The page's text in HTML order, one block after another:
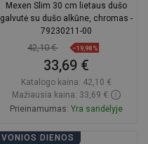
Mexen Slim 30 cm lietaus dušo
galvutė su dušo alkūne, chromas -
79230211-00
42,10 € −19,98%
33,69 €
Katalogo kaina: 42,10 €
Mažiausia kaina: 33,69 €
Prieinamumas: Yra sandėlyje
Į krepšelį
VONIOS DIENOS